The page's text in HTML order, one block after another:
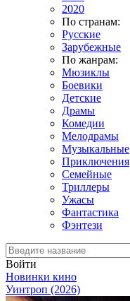
2020
По странам:
Русские
Зарубежные
По жанрам:
Мюзиклы
Боевики
Детские
Драмы
Комедии
Мелодрамы
Музыкальные
Приключения
Семейные
Триллеры
Ужасы
Фантастика
Фэнтези
Войти
Новинки кино
Уинтроп (2026)